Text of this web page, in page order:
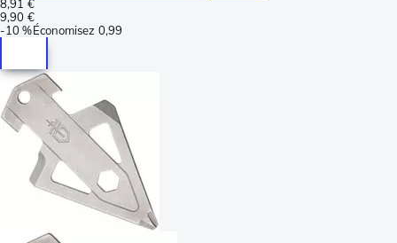
8,91 €
9,90 €
-10 %Économisez 0,99